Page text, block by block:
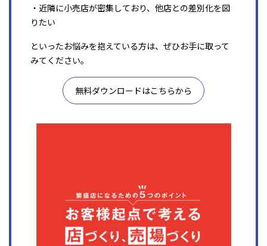
・近隣に小売店が密集しており、他店との差別化を図
りたい
といったお悩みを抱えている方は、ぜひお手に取って
みてください。
無料ダウンロードはこちらから